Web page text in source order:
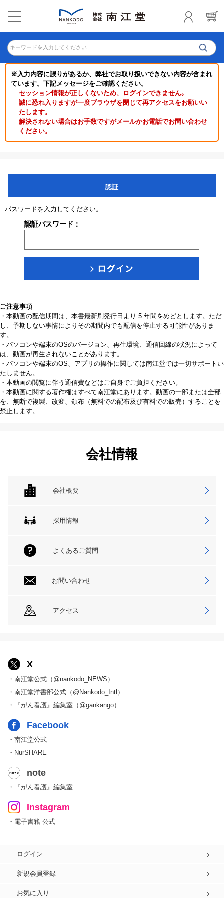
キーワードを入力してください
※入力内容に誤りがあるか、弊社でお取り扱いできない内容が含まれ
ています。下記メッセージをご確認ください。
セッション情報が正しくないため、ログインできません｡
誠に恐れ入りますが一度ブラウザを閉じて再アクセスをお願いい
たします。
解決されない場合はお手数ですがメールかお電話でお問い合わせ
ください。
認証
パスワードを入力してください。
認証パスワード：
ご注意事項
・本動画の配信期間は、本書最新刷発行日より 5 年間をめどとします。ただ
し、予期しない事情によりその期間内でも配信を停止する可能性がありま
す。
・パソコンや端末のOSのバージョン、再生環境、通信回線の状況によって
は、動画が再生されないことがあります。
・パソコンや端末のOS、アプリの操作に関しては南江堂では一切サポートい
たしません。
・本動画の閲覧に伴う通信費などはご自身でご負担ください。
・本動画に関する著作権はすべて南江堂にあります。動画の一部または全部
を、無断で複製、改変、頒布（無料での配布及び有料での販売）することを
禁止します。
会社情報
会社概要
採用情報
よくあるご質問
お問い合わせ
アクセス
X
・南江堂公式（@nankodo_NEWS）
・南江堂洋書部公式（@Nankodo_Intl）
・『がん看護』編集室（@gankango）
Facebook
・南江堂公式
・NurSHARE
note
・『がん看護』編集室
Instagram
・電子書籍 公式
ログイン
新規会員登録
お気に入り